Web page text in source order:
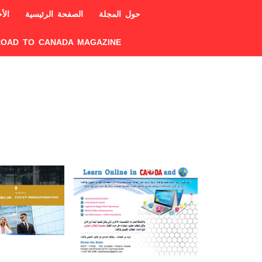
حول المجلة الصفحة الرئيسية
TO CANADA MAGAZINE